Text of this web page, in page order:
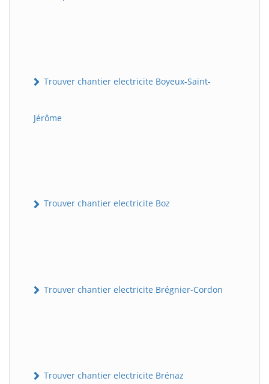
Trouver chantier electricite Boyeux-Saint-
Jérôme
Trouver chantier electricite Boz
Trouver chantier electricite Brégnier-Cordon
Trouver chantier electricite Brénaz